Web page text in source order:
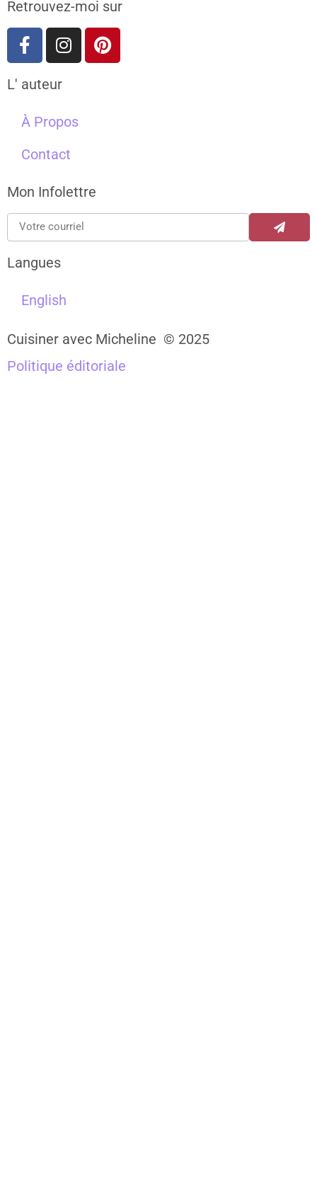
Retrouvez-moi sur
L' auteur
À Propos
Contact
Mon Infolettre
Langues
English
Cuisiner avec Micheline © 2025
Politique éditoriale